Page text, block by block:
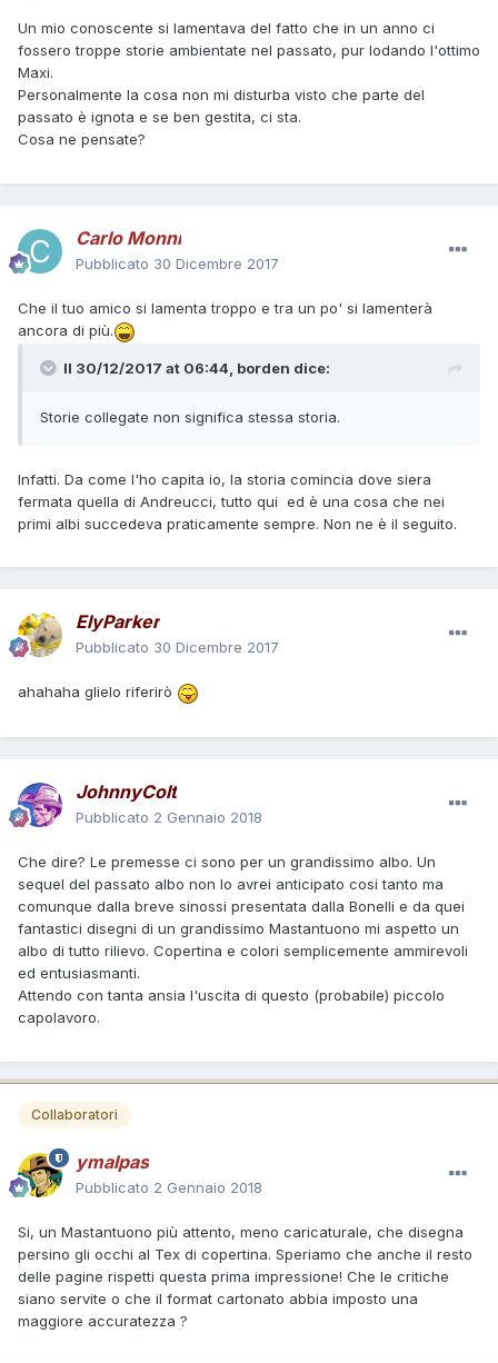
Un mio conoscente si lamentava del fatto che in un anno ci
fossero troppe storie ambientate nel passato, pur lodando l'ottimo
Maxi.
Personalmente la cosa non mi disturba visto che parte del
passato è ignota e se ben gestita, ci sta.
Cosa ne pensate?
Carlo Monni
Pubblicato 30 Dicembre 2017
Che il tuo amico si lamenta troppo e tra un po' si lamenterà
ancora di più.
Il 30/12/2017 at 06:44, borden dice:
Storie collegate non significa stessa storia.
Infatti. Da come l'ho capita io, la storia comincia dove siera
fermata quella di Andreucci, tutto qui ed è una cosa che nei
primi albi succedeva praticamente sempre. Non ne è il seguito.
ElyParker
Pubblicato 30 Dicembre 2017
ahahaha glielo riferirò
JohnnyColt
Pubblicato 2 Gennaio 2018
Che dire? Le premesse ci sono per un grandissimo albo. Un
sequel del passato albo non lo avrei anticipato cosi tanto ma
comunque dalla breve sinossi presentata dalla Bonelli e da quei
fantastici disegni di un grandissimo Mastantuono mi aspetto un
albo di tutto rilievo. Copertina e colori semplicemente ammirevoli
ed entusiasmanti.
Attendo con tanta ansia l'uscita di questo (probabile) piccolo
capolavoro.
Collaboratori
ymalpas
Pubblicato 2 Gennaio 2018
Si, un Mastantuono più attento, meno caricaturale, che disegna
persino gli occhi al Tex di copertina. Speriamo che anche il resto
delle pagine rispetti questa prima impressione! Che le critiche
siano servite o che il format cartonato abbia imposto una
maggiore accuratezza ?